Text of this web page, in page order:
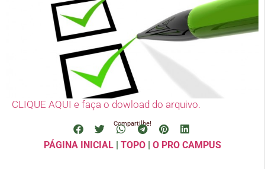
CLIQUE AQUI e faça o dowload do arquivo.
Compartilhe!
PÁGINA INICIAL| TOPO| O PRO CAMPUS